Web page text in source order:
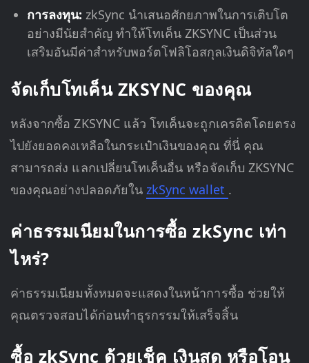
การลงทุน: zkSync นำเสนอศักยภาพในการเติบโต
อย่างมีนัยสำคัญ ทำให้โทเค็น ZKSYNC เป็นส่วน
เสริมอันมีค่าสำหรับพอร์ตโฟลิโอสกุลเงินดิจิทัลใดๆ
จัดเก็บโทเค็น ZKSYNC ของคุณ
หลังจากซื้อ ZKSYNC แล้ว โทเค็นจะถูกเครดิตโดยตรง
ไปยังยอดคงเหลือในกระเป๋าเงินของคุณ ที่นี่ คุณ
สามารถส่ง แลกเปลี่ยนโทเค็นอื่น หรือจัดเก็บ ZKSYNC
ของคุณอย่างปลอดภัยใน zkSync wallet .
ค่าธรรมเนียมในการซื้อ zkSync เท่า
ไหร่?
ค่าธรรมเนียมทั้งหมดจะแสดงในหน้าการซื้อ ช่วยให้
คุณตรวจสอบได้ก่อนทำธุรกรรมให้เสร็จสิ้น
ซื้อ zkSync ด้วยเช็ค เงินสด หรือโอน